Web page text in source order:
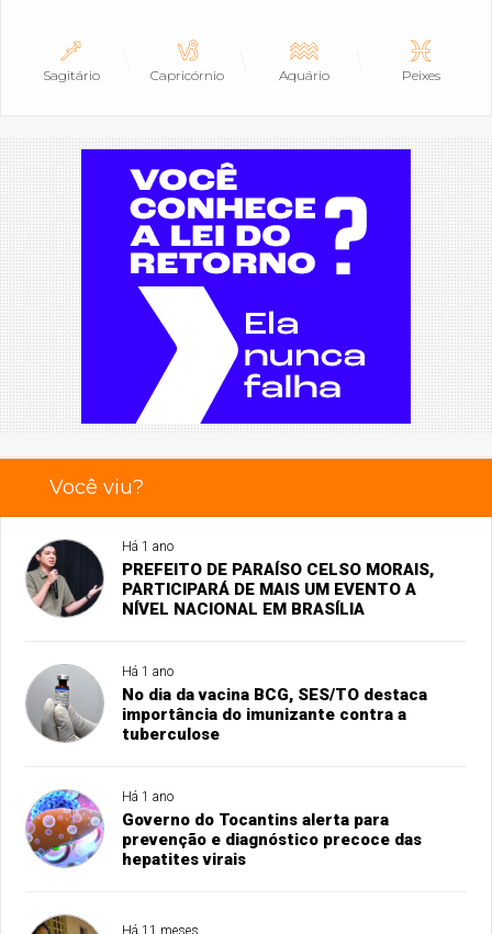
Sagitário Capricórnio Aquário Peixes
Você viu?
Há 1 ano
PREFEITO DE PARAÍSO CELSO MORAIS,
PARTICIPARÁ DE MAIS UM EVENTO A
NÍVEL NACIONAL EM BRASÍLIA
Há 1 ano
No dia da vacina BCG, SES/TO destaca
importância do imunizante contra a
tuberculose
Há 1 ano
Governo do Tocantins alerta para
prevenção e diagnóstico precoce das
hepatites virais
Há 11 meses